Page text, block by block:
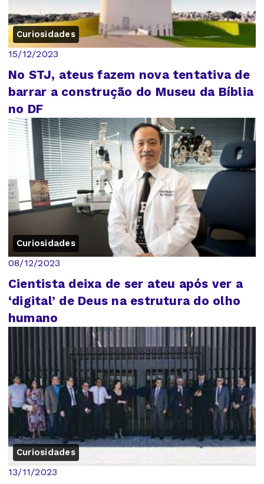
Curiosidades
15/12/2023
No STJ, ateus fazem nova tentativa de
barrar a construção do Museu da Bíblia
no DF
Curiosidades
08/12/2023
Cientista deixa de ser ateu após ver a
‘digital’ de Deus na estrutura do olho
humano
Curiosidades
13/11/2023